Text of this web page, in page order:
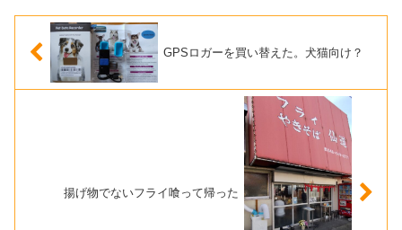
GPSロガーを買い替えた。犬猫向け？
揚げ物でないフライ喰って帰った